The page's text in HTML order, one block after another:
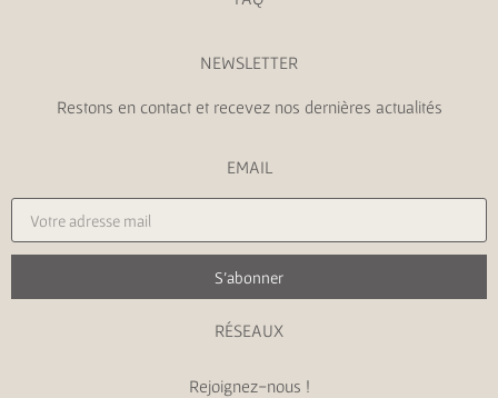
NEWSLETTER
Restons en contact et recevez nos dernières actualités
EMAIL
S'abonner
RÉSEAUX
Rejoignez-nous !